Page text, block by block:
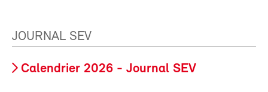
JOURNAL SEV
Calendrier 2026 - Journal SEV